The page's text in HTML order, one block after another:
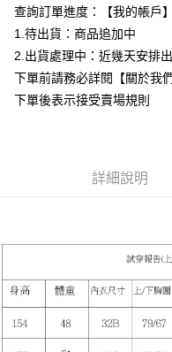
便利好安心！
１．簡單：不需註冊會員、不需
２．便利：只要手機號碼，簡訊
３．安心：先確認商品／服務後
１．於結帳方式選擇「AFTEE
ATM／網路銀行／等多元方式
※ 請注意：結帳手續完成當下
是否繳費成功／繳費後需取消
https://
【注意事項】
１．透過由恩沛科技股份有限
易，需依本服務之必要範圍內
運送方式
全家付款取貨
每筆NT$85，滿NT$799(含
每筆NT$85，滿NT$799(含
宅配
查詢訂單進度：【我的帳
1.待出貨：商品追加中
2.出貨處理中：近幾天安排
下單前請務必詳閱【關於我
下單後表示接受賣場規則
詳細說明